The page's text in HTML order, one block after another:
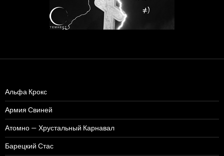
Альфа Крокс
Армия Свиней
Атомно — Хрустальный Карнавал
Барецкий Стас